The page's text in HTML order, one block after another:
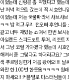
이었는데 신랑은 좀 약했다고 했는
난 저녁 먹으로 갔는데 꼭 시호언
이었는데 저는 국물파라서 샤브샤
ㅋㅋ 밥 먹고 우리 전오빠 후언니
같고 너무 재밌는 쇼여서 한번 보시
아일랜드 스피드보트 투어, 리조트
서 그냥 코랄 가야겠다 했는데 시호
해져서 좀 그렇다고 하더라고요?
색 푸르딩딩한거 처음 봤어요!!!! 날
와만 한 100번 한듯욬ㅋㅋㅋㅋ 원
지 마세요!! 커플별로 마스터님들이